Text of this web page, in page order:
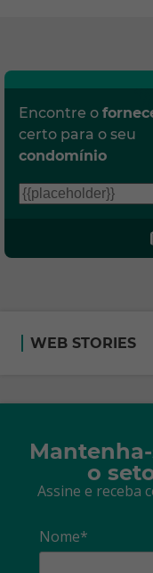
Encontre o
certo para o seu
condomínio
WEB STORIES
o
Assine e receba
Nome*